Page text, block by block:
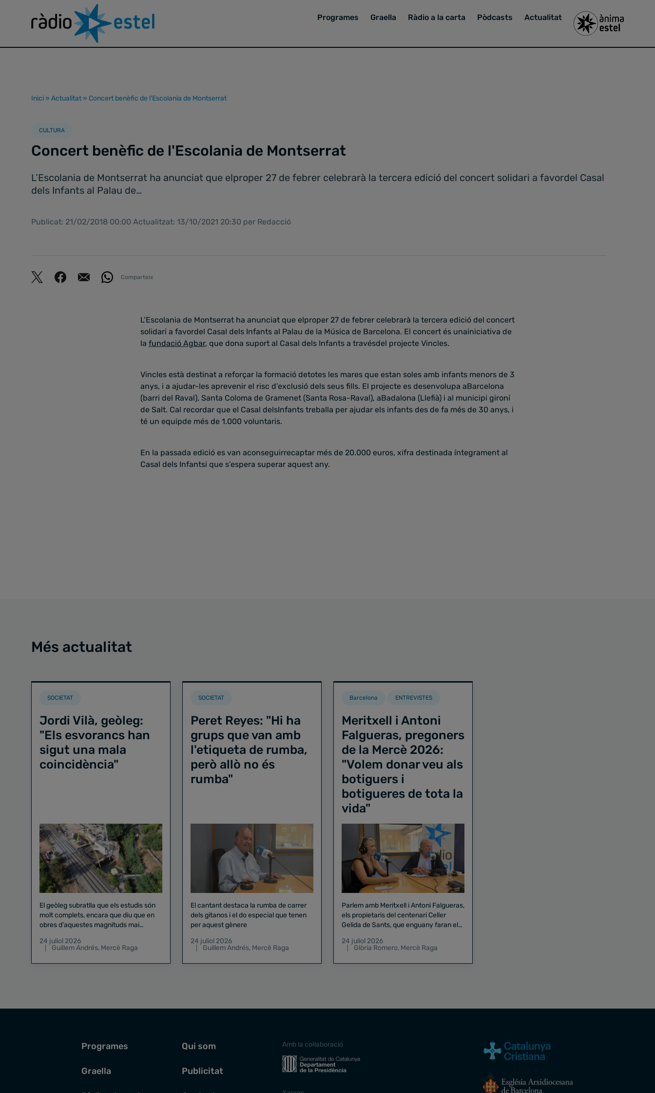
Programes Graella Ràdio a la carta Pòdcasts Actualitat
Inici » Actualitat » Concert benèfic de l'Escolania de Montserrat
CULTURA
Concert benèfic de l'Escolania de Montserrat
L’Escolania de Montserrat ha anunciat que elproper 27 de febrer celebrarà la tercera edició del concert solidari a favordel Casal
dels Infants al Palau de…
Publicat: 21/02/2018 00:00 Actualitzat: 13/10/2021 20:30 per Redacció
Comparteix
L’Escolania de Montserrat ha anunciat que elproper 27 de febrer celebrarà la tercera edició del concert
solidari a favordel Casal dels Infants al Palau de la Música de Barcelona. El concert és unainiciativa de
la fundació Agbar, que dona suport al Casal dels Infants a travésdel projecte Vincles.
Vincles està destinat a reforçar la formació detotes les mares que estan soles amb infants menors de 3
anys, i a ajudar-les aprevenir el risc d’exclusió dels seus fills. El projecte es desenvolupa aBarcelona
(barri del Raval), Santa Coloma de Gramenet (Santa Rosa-Raval), aBadalona (Llefià) i al municipi gironí
de Salt. Cal recordar que el Casal delsInfants treballa per ajudar els infants des de fa més de 30 anys, i
té un equipde més de 1.000 voluntaris.
En la passada edició es van aconseguirrecaptar més de 20.000 euros, xifra destinada íntegrament al
Casal dels Infantsi que s’espera superar aquest any.
Més actualitat
SOCIETAT
Jordi Vilà, geòleg:
"Els esvorancs han
sigut una mala
coincidència"
El geòleg subratlla que els estudis són
molt complets, encara que diu que en
obres d'aquestes magnituds mai
24 juliol 2026
Guillem Andrés, Mercè Raga
SOCIETAT
Peret Reyes: "Hi ha
grups que van amb
l'etiqueta de rumba,
però allò no és
rumba"
El cantant destaca la rumba de carrer
dels gitanos i el do especial que tenen
per aquest gènere
24 juliol 2026
Guillem Andrés, Mercè Raga
Barcelona ENTREVISTES
Meritxell i Antoni
Falgueras, pregoners
de la Mercè 2026:
"Volem donar veu als
botiguers i
botigueres de tota la
vida"
Parlem amb Meritxell i Antoni Falgueras,
els propietaris del centenari Celler
Gelida de Sants, que enguany faran el
24 juliol 2026
Glòria Romero, Mercè Raga
Programes
Graella
Qui som
Publicitat
Amb la col·laboració